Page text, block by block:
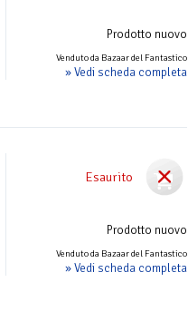
Prodotto nuovo
Venduto da Bazaar del Fantastico
» Vedi scheda completa
Esaurito
Prodotto nuovo
Venduto da Bazaar del Fantastico
» Vedi scheda completa